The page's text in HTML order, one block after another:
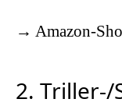
→ Amazon-
2. Triller-/